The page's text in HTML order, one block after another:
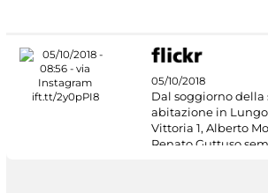
05/10/2018
Dal soggiorno
abitazione in
Vittoria 1, Alberto
Renato Guttuso